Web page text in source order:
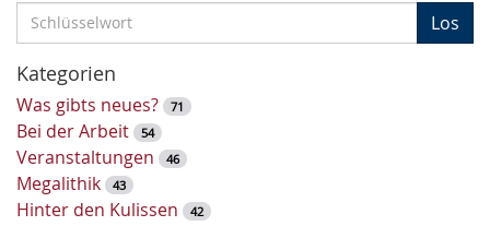
c
h
l
ü
s
s
e
Los
Kategorien
Was gibts neues? 71
Bei der Arbeit 54
Veranstaltungen 46
Megalithik 43
Hinter den Kulissen 42